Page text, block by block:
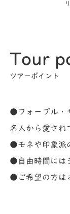
Tour
ツアーポイント
●フォーブル・
名人から愛され
●モネや印象派
●自由時間には
●ご希望の方は